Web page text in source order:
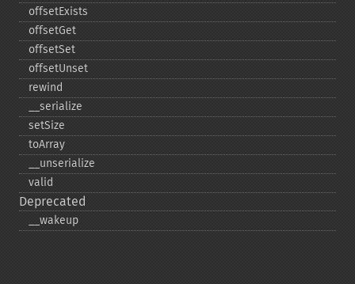
offsetExists
offsetGet
offsetSet
offsetUnset
rewind
_​_​serialize
setSize
toArray
_​_​unserialize
valid
Deprecated
_​_​wakeup